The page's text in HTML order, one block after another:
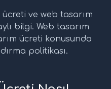
ücreti ve web tasarım
bilgi. Web tasarım
ücreti konusunda
politikası.